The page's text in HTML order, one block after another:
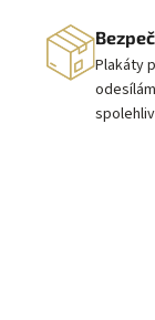
Plakáty